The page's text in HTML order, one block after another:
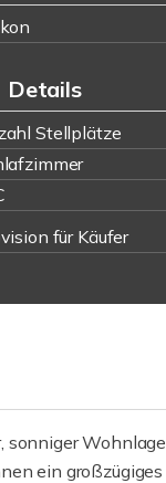
Details
Stellplätze
für Käufer
ein